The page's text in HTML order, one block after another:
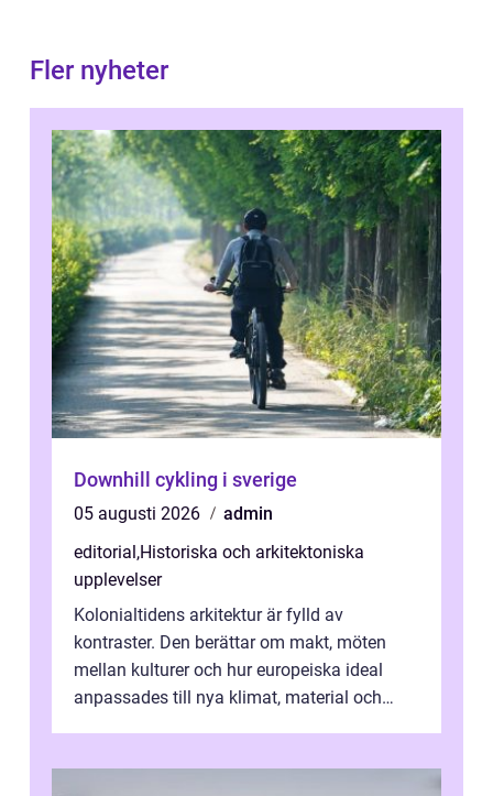
Fler nyheter
Downhill cykling i sverige
05 augusti 2026
admin
editorial ,Historiska och arkitektoniska
upplevelser
Kolonialtidens arkitektur är fylld av
kontraster. Den berättar om makt, möten
mellan kulturer och hur europeiska ideal
anpassades till nya klimat, material och